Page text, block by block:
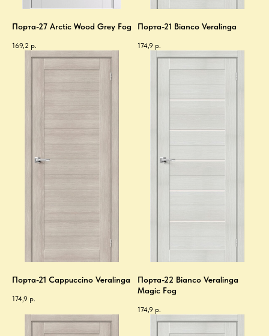
Порта-27 Arctic Wood Grey Fog
169,2 р.
Порта-21 Bianco Veralinga
174,9 р.
Порта-21 Cappuccino Veralinga
174,9 р.
Порта-22 Bianco Veralinga
Magic Fog
174,9 р.